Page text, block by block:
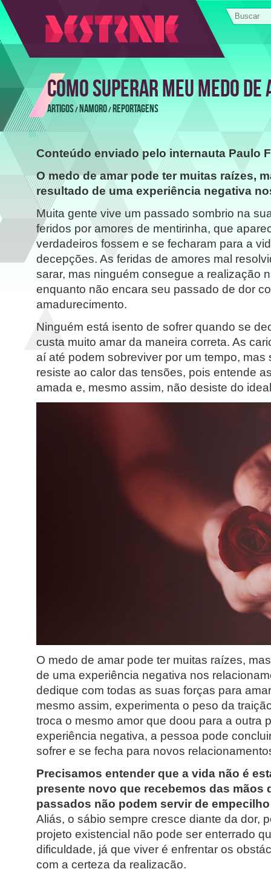
COMO SUPERAR MEU MEDO DE
ARTIGOS/NAMORO/REPORTAGENS
Conteúdo enviado pelo internauta Paulo
O medo de amar pode ter muitas raízes,
resultado de uma experiência negativa
Muita gente vive um passado sombrio na
feridos por amores de mentirinha, que
verdadeiros fossem e se fecharam para a
decepções. As feridas de amores mal
sarar, mas ninguém consegue a realização
enquanto não encara seu passado de dor
amadurecimento.
Ninguém está isento de sofrer quando se
custa muito amar da maneira correta. As
aí até podem sobreviver por um tempo, mas
resiste ao calor das tensões, pois entende
amada e, mesmo assim, não desiste do
O medo de amar pode ter muitas raízes,
de uma experiência negativa nos
dedique com todas as suas forças para
mesmo assim, experimenta o peso da
troca o mesmo amor que doou para a outra
experiência negativa, a pessoa pode
sofrer e se fecha para novos
Precisamos entender que a vida não é
presente novo que recebemos das mãos
passados não podem servir de
Aliás, o sábio sempre cresce diante da dor,
projeto existencial não pode ser enterrado
dificuldade, já que viver é enfrentar os
com a certeza da realização.